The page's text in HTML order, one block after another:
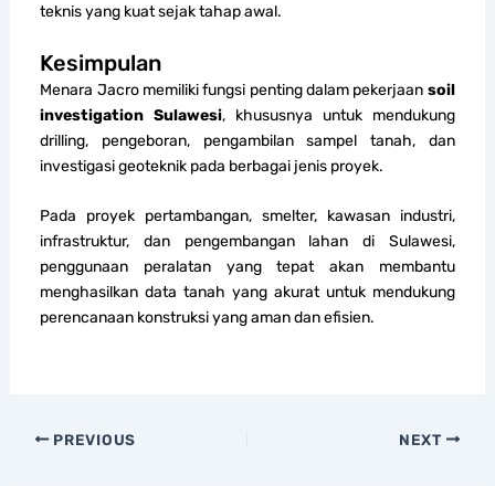
teknis yang kuat sejak tahap awal.
Kesimpulan
Menara Jacro memiliki fungsi penting dalam pekerjaan soil
investigation Sulawesi, khususnya untuk mendukung
drilling, pengeboran, pengambilan sampel tanah, dan
investigasi geoteknik pada berbagai jenis proyek.
Pada proyek pertambangan, smelter, kawasan industri,
infrastruktur, dan pengembangan lahan di Sulawesi,
penggunaan peralatan yang tepat akan membantu
menghasilkan data tanah yang akurat untuk mendukung
perencanaan konstruksi yang aman dan efisien.
PREVIOUS NEXT